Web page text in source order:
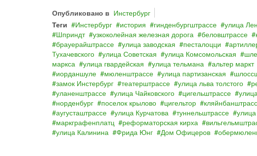
Опубликовано в Инстербург
Теги
Инстербург история гинденбургштрассе улица
Шприндт
узкоколейная железная дорога беловштрассе
брауерайштрассе
улица заводская песталоцци
Тухачевского
улица Советская улица Комсомольская
маркса
улица гвардейская улица тельмана альтер маркт
иорданшуле
мюленштрассе улица партизанская
замок Инстербург
театерштрассе улица льва толстого
уланенштрассе
улица Чайковского цигельштрассе
норденбург
поселок крылово цигельтор
аугусташтрассе
улица Курчатова туннельштрассе
маркграфенплатц
реформаторская кирха
улица Калинина
Фрида Юнг Дом Офицеров